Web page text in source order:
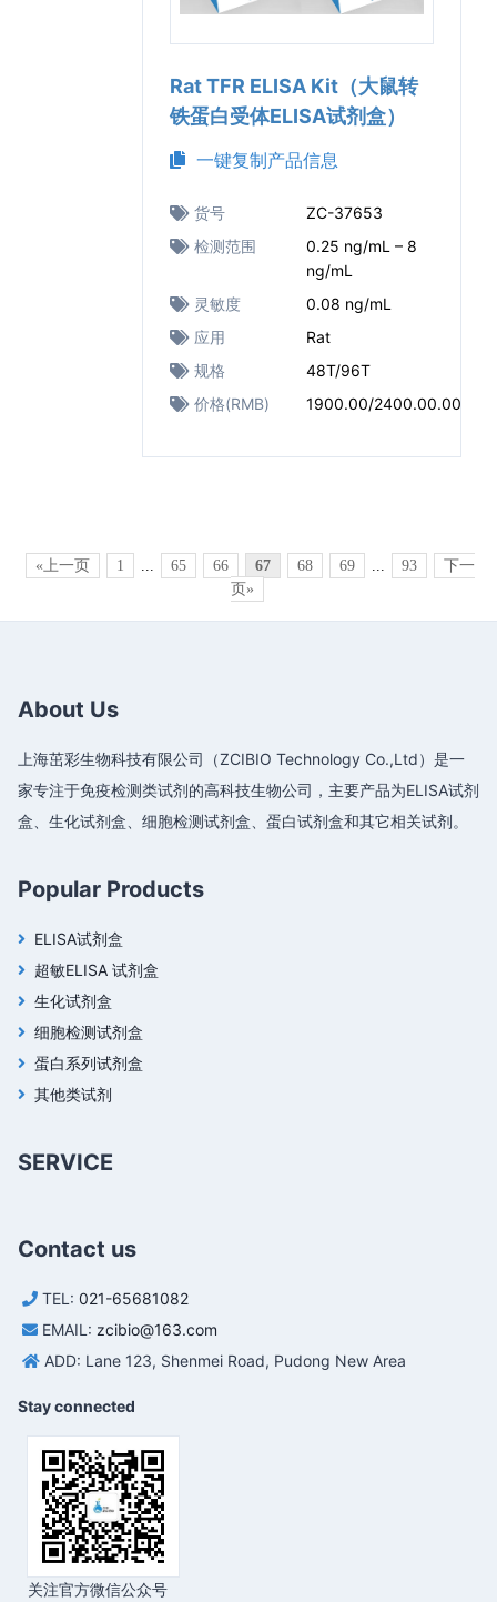
Rat TFR ELISA Kit（大鼠转
铁蛋白受体ELISA试剂盒）
一键复制产品信息
货号
ZC-37653
检测范围
0.25 ng/mL – 8
ng/mL
灵敏度
0.08 ng/mL
应用
Rat
规格
48T/96T
价格(RMB)
1900.00/2400.00.00
«上一页 1 ... 65 66 67 68 69 ... 93
下一
页»
About Us
上海茁彩生物科技有限公司（ZCIBIO Technology Co.,Ltd）是一
家专注于免疫检测类试剂的高科技生物公司，主要产品为ELISA试剂
盒、生化试剂盒、细胞检测试剂盒、蛋白试剂盒和其它相关试剂。
Popular Products
ELISA试剂盒
超敏ELISA 试剂盒
生化试剂盒
细胞检测试剂盒
蛋白系列试剂盒
其他类试剂
SERVICE
Contact us
TEL: 021-65681082
EMAIL: zcibio@163.com
ADD: Lane 123, Shenmei Road, Pudong New Area
Stay connected
关注官方微信公众号